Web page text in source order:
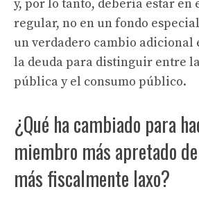
y, por lo tanto, debería estar en
regular, no en un fondo
un verdadero cambio adicional
la deuda para distinguir entre
pública y el consumo público.
¿Qué ha cambiado para
miembro más apretado
más fiscalmente laxo?